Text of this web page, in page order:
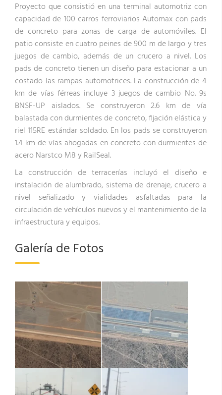
Proyecto que consistió en una terminal automotriz con
capacidad de 100 carros ferroviarios Automax con pads
de concreto para zonas de carga de automóviles. El
patio consiste en cuatro peines de 900 m de largo y tres
juegos de cambio, además de un crucero a nivel. Los
pads de concreto tienen un diseño para estacionar a un
costado las rampas automotrices. La construcción de 4
km de vías férreas incluye 3 juegos de cambio No. 9s
BNSF-UP aislados. Se construyeron 2.6 km de vía
balastada con durmientes de concreto, fijación elástica y
riel 115RE estándar soldado. En los pads se construyeron
1.4 km de vías ahogadas en concreto con durmientes de
acero Narstco M8 y RailSeal.
La construcción de terracerías incluyó el diseño e
instalación de alumbrado, sistema de drenaje, crucero a
nivel señalizado y vialidades asfaltadas para la
circulación de vehículos nuevos y el mantenimiento de la
infraestructura y equipos.
Galería de Fotos